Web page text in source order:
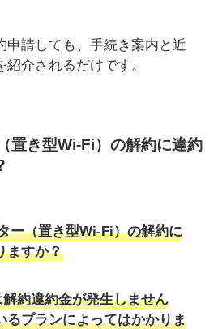
申請しても、手続き案内と近
介されるだけです。
置き型Wi-Fi）の解約に違約
ー（置き型Wi-Fi）の解約に
ますか？
約違約金が発生しません
るプランによってはかかりま